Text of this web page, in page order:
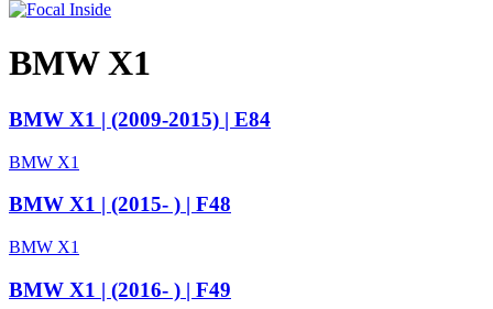
BMW X1
BMW X1 | (2009-2015) | E84
BMW X1
BMW X1 | (2015- ) | F48
BMW X1
BMW X1 | (2016- ) | F49